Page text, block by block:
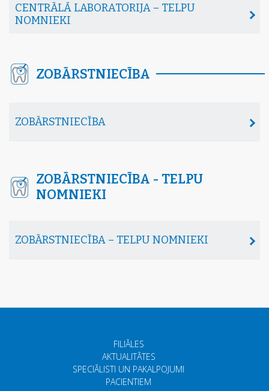
CENTRĀLĀ LABORATORIJA – TELPU
NOMNIEKI
ZOBĀRSTNIECĪBA
ZOBĀRSTNIECĪBA
ZOBĀRSTNIECĪBA - TELPU
NOMNIEKI
ZOBĀRSTNIECĪBA – TELPU NOMNIEKI
FILIĀLES
AKTUALITĀTES
SPECIĀLISTI UN PAKALPOJUMI
PACIENTIEM